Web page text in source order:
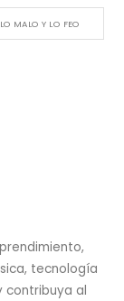
MALO Y LO FEO
tecnología
contribuya al